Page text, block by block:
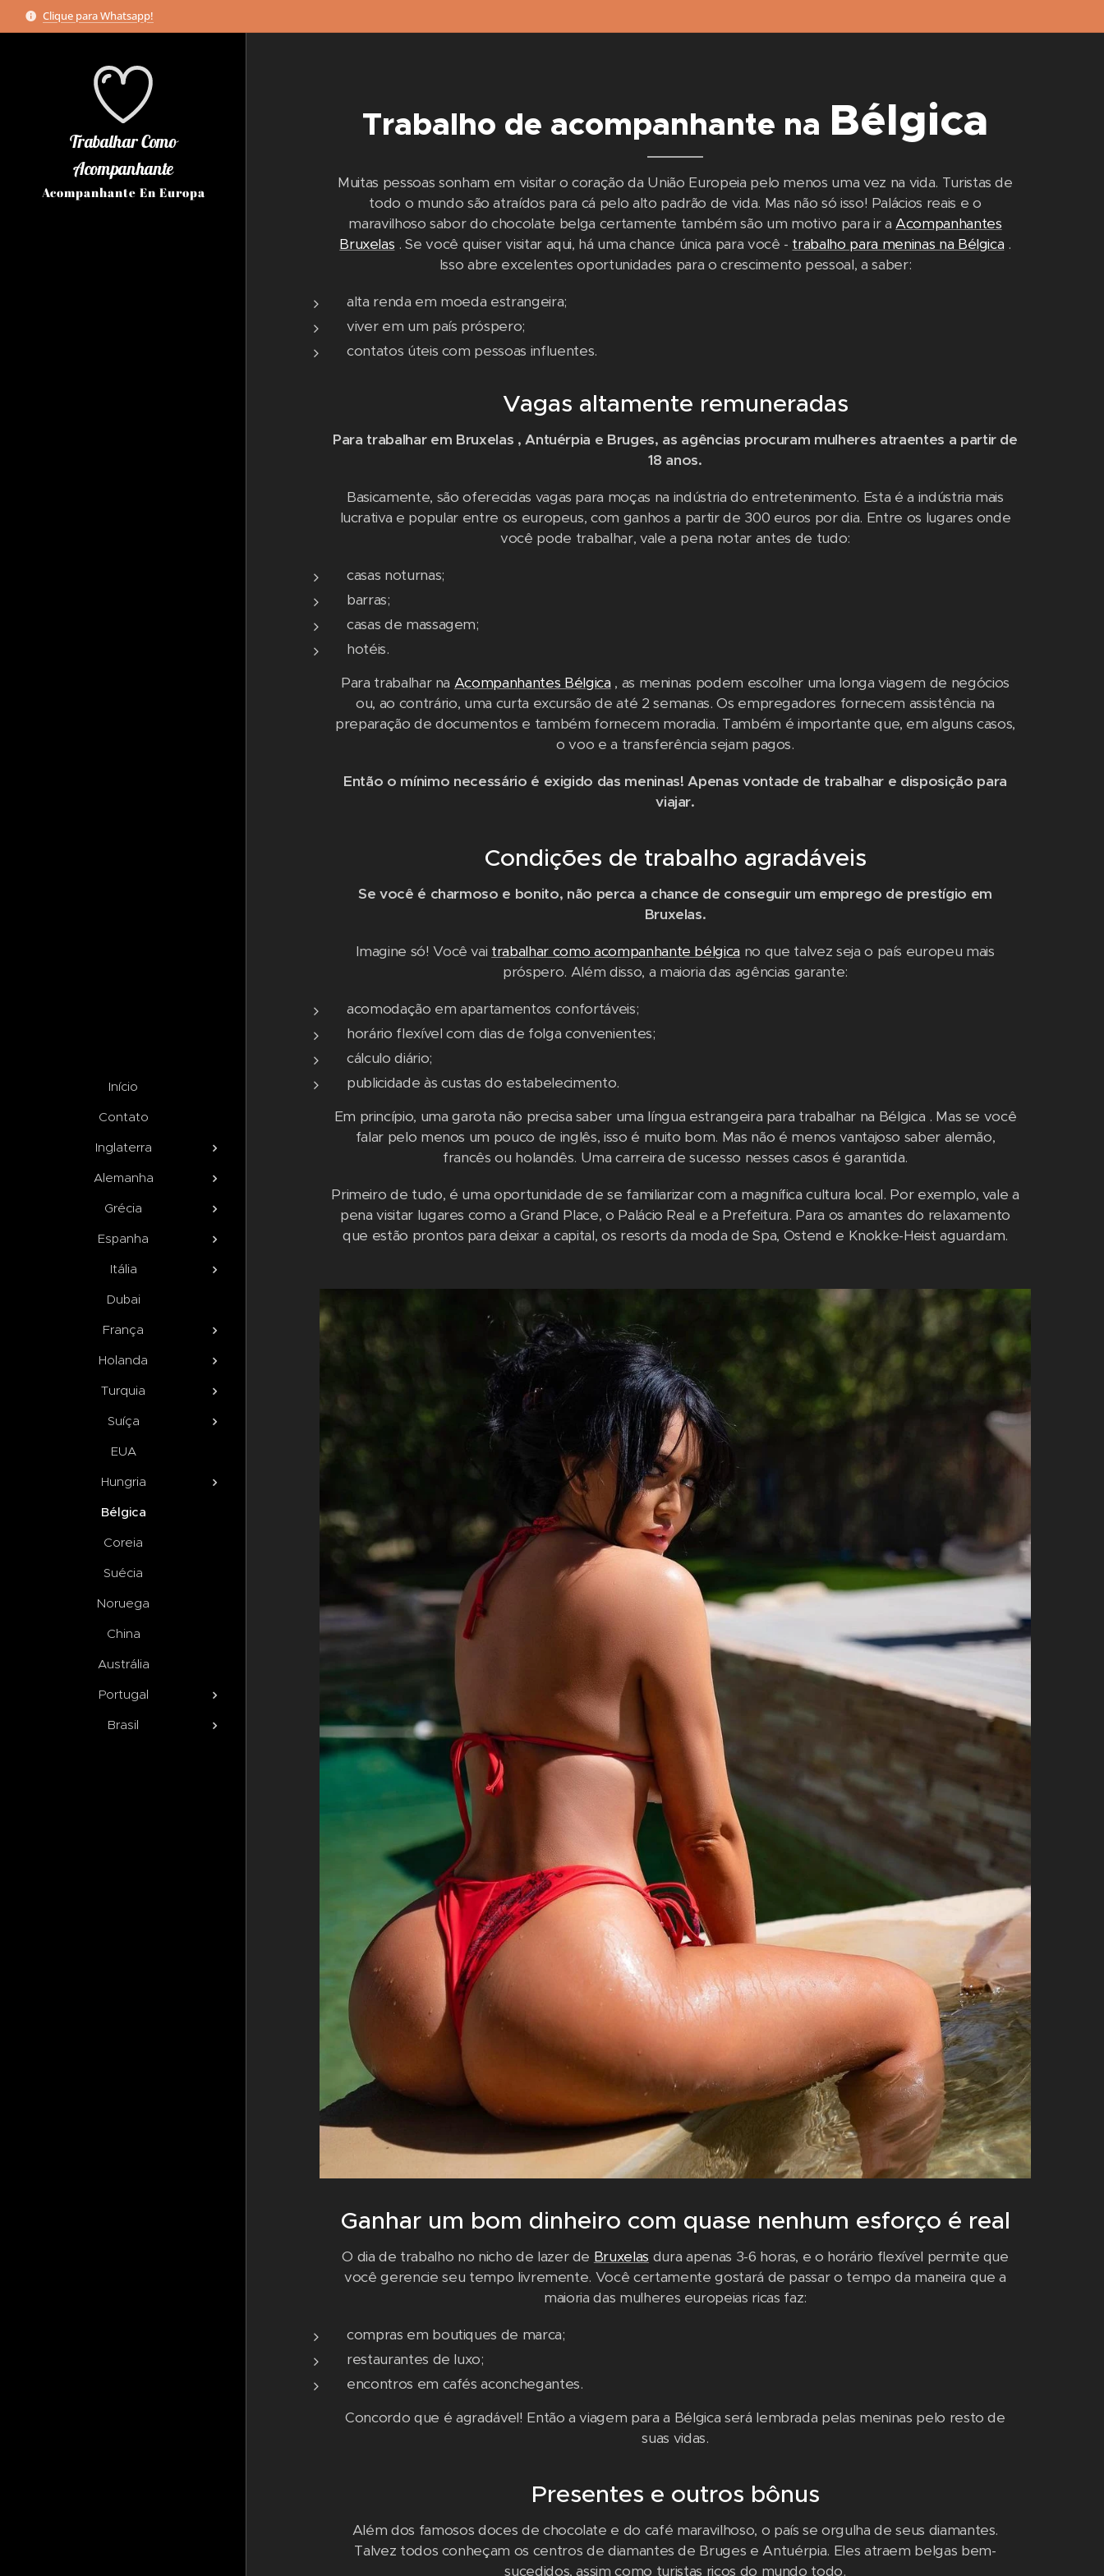
Clique para Whatsapp!
Trabalhar Como
Acompanhante
Acompanhante En Europa
Início
Contato
Inglaterra
Alemanha
Grécia
Espanha
Itália
Dubai
França
Holanda
Turquia
Suíça
EUA
Hungria
Bélgica
Coreia
Suécia
Noruega
China
Austrália
Portugal
Brasil
Trabalho de acompanhante na Bélgica
Muitas pessoas sonham em visitar o coração da União Europeia pelo menos uma vez na vida. Turistas de
todo o mundo são atraídos para cá pelo alto padrão de vida. Mas não só isso! Palácios reais e o
maravilhoso sabor do chocolate belga certamente também são um motivo para ir aAcompanhantes
Bruxelas . Se você quiser visitar aqui, há uma chance única para você - trabalho para meninas na Bélgica .
Isso abre excelentes oportunidades para o crescimento pessoal, a saber:
alta renda em moeda estrangeira;
viver em um país próspero;
contatos úteis com pessoas influentes.
Vagas altamente remuneradas
Para trabalhar em Bruxelas , Antuérpia e Bruges, as agências procuram mulheres atraentes a partir de
18 anos.
Basicamente, são oferecidas vagas para moças na indústria do entretenimento. Esta é a indústria mais
lucrativa e popular entre os europeus, com ganhos a partir de 300 euros por dia. Entre os lugares onde
você pode trabalhar, vale a pena notar antes de tudo:
casas noturnas;
barras;
casas de massagem;
hotéis.
Para trabalhar na Acompanhantes Bélgica , as meninas podem escolher uma longa viagem de negócios
ou, ao contrário, uma curta excursão de até 2 semanas. Os empregadores fornecem assistência na
preparação de documentos e também fornecem moradia. Também é importante que, em alguns casos,
o voo e a transferência sejam pagos.
Então o mínimo necessário é exigido das meninas! Apenas vontade de trabalhar e disposição para
viajar.
Condições de trabalho agradáveis
Se você é charmoso e bonito, não perca a chance de conseguir um emprego de prestígio em
Bruxelas.
Imagine só! Você vai trabalhar como acompanhante bélgica no que talvez seja o país europeu mais
próspero. Além disso, a maioria das agências garante:
acomodação em apartamentos confortáveis;
horário flexível com dias de folga convenientes;
cálculo diário;
publicidade às custas do estabelecimento.
Em princípio, uma garota não precisa saber uma língua estrangeira para trabalhar na Bélgica . Mas se você
falar pelo menos um pouco de inglês, isso é muito bom. Mas não é menos vantajoso saber alemão,
francês ou holandês. Uma carreira de sucesso nesses casos é garantida.
Primeiro de tudo, é uma oportunidade de se familiarizar com a magnífica cultura local. Por exemplo, vale a
pena visitar lugares como a Grand Place, o Palácio Real e a Prefeitura. Para os amantes do relaxamento
que estão prontos para deixar a capital, os resorts da moda de Spa, Ostend e Knokke-Heist aguardam.
Ganhar um bom dinheiro com quase nenhum esforço é real
O dia de trabalho no nicho de lazer de Bruxelas dura apenas 3-6 horas, e o horário flexível permite que
você gerencie seu tempo livremente. Você certamente gostará de passar o tempo da maneira que a
maioria das mulheres europeias ricas faz:
compras em boutiques de marca;
restaurantes de luxo;
encontros em cafés aconchegantes.
Concordo que é agradável! Então a viagem para a Bélgica será lembrada pelas meninas pelo resto de
suas vidas.
Presentes e outros bônus
Além dos famosos doces de chocolate e do café maravilhoso, o país se orgulha de seus diamantes.
Talvez todos conheçam os centros de diamantes de Bruges e Antuérpia. Eles atraem belgas bem-
sucedidos, assim como turistas ricos do mundo todo.